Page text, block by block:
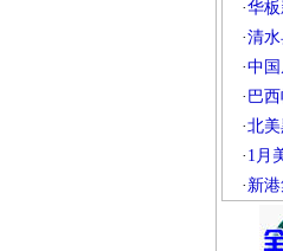
·华板
·清
·中
· 巴
·北
· 1月
· 新